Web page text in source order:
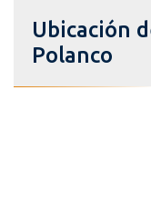
Ubicación
Polanco